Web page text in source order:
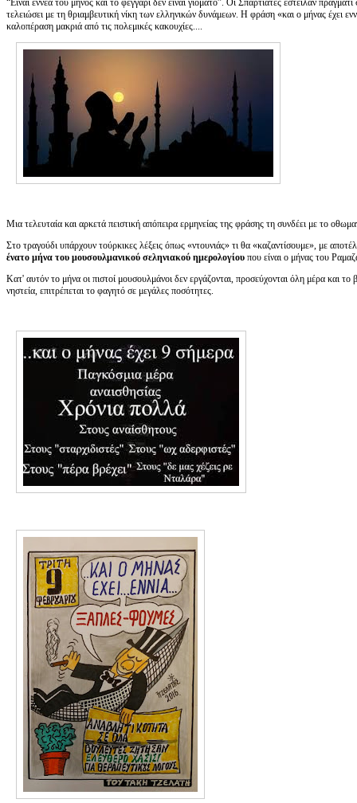
“Είναι εννέα του μηνός και το φεγγάρι δεν είναι γιομάτο”. Οι Σπαρτιάτες έστειλαν
τελειώσει με τη θριαμβευτική νίκη των ελληνικών δυνάμεων. Η φράση «και ο μήνας έχει
καλοπέραση μακριά από τις πολεμικές κακουχίες....
Μια τελευταία και αρκετά πειστική απόπειρα ερμηνείας της φράσης τη συνδέει με το
Στο τραγούδι υπάρχουν τούρκικες λέξεις όπως «ντουνιάς» τι θα «καζαντίσουμε», με
ένατο μήνα του μουσουλμανικού σεληνιακού ημερολογίου που είναι ο μήνας του
Κατ' αυτόν το μήνα οι πιστοί μουσουλμάνοι δεν εργάζονται, προσεύχονται όλη μέρα και
νηστεία, επιτρέπεται το φαγητό σε μεγάλες ποσότητες.